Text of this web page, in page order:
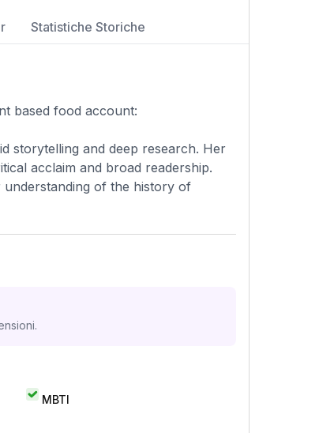
Statistiche Storiche
based food account:
storytelling and deep research. Her
acclaim and broad readership.
understanding of the history of
MBTI